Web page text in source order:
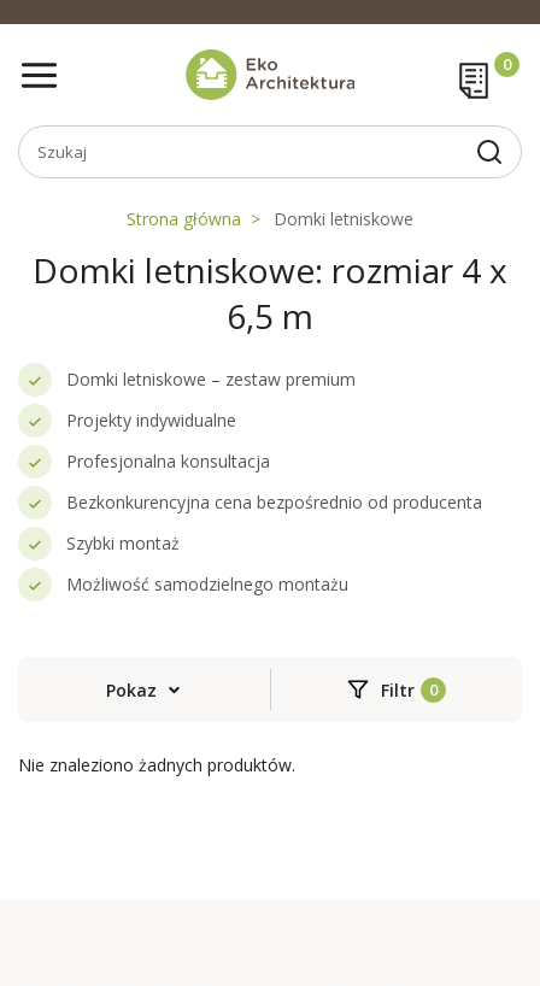
Strona główna Domki letniskowe
Domki letniskowe: rozmiar 4 x
6,5 m
Domki letniskowe – zestaw premium
Projekty indywidualne
Profesjonalna konsultacja
Bezkonkurencyjna cena bezpośrednio od producenta
Szybki montaż
Możliwość samodzielnego montażu
Pokaz Filtr
Nie znaleziono żadnych produktów.